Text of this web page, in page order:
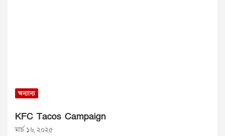
অন্যান্য
KFC Tacos Campaign
মার্চ ১৬, ২০২৫